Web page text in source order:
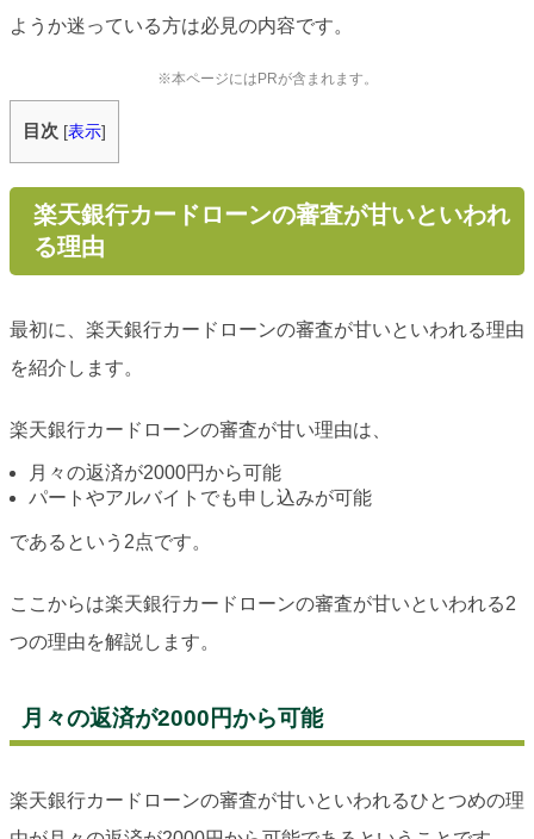
ようか迷っている方は必見の内容です。
※本ページにはPRが含まれます。
目次 [表示]
楽天銀行カードローンの審査が甘いといわれ
る理由
最初に、楽天銀行カードローンの審査が甘いといわれる理由
を紹介します。
楽天銀行カードローンの審査が甘い理由は、
月々の返済が2000円から可能
パートやアルバイトでも申し込みが可能
であるという2点です。
ここからは楽天銀行カードローンの審査が甘いといわれる2
つの理由を解説します。
月々の返済が2000円から可能
楽天銀行カードローンの審査が甘いといわれるひとつめの理